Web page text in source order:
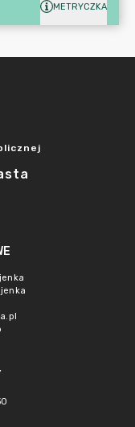
METRYCZKA